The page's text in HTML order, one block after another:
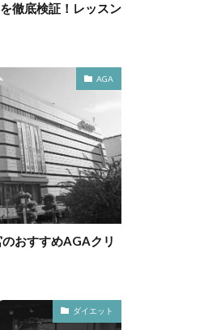
徹底検証！レッスン
AGA
のおすすめAGAクリ
ダイエット